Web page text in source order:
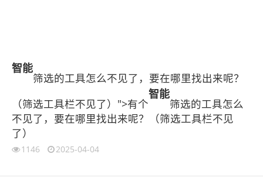
智能
筛选的工具怎么不见了，要在哪里找出来呢？
（筛选工具栏不见了）">有个
智能
筛选的工具怎么
不见了，要在哪里找出来呢？（筛选工具栏不见
了）
1146 2025-04-04